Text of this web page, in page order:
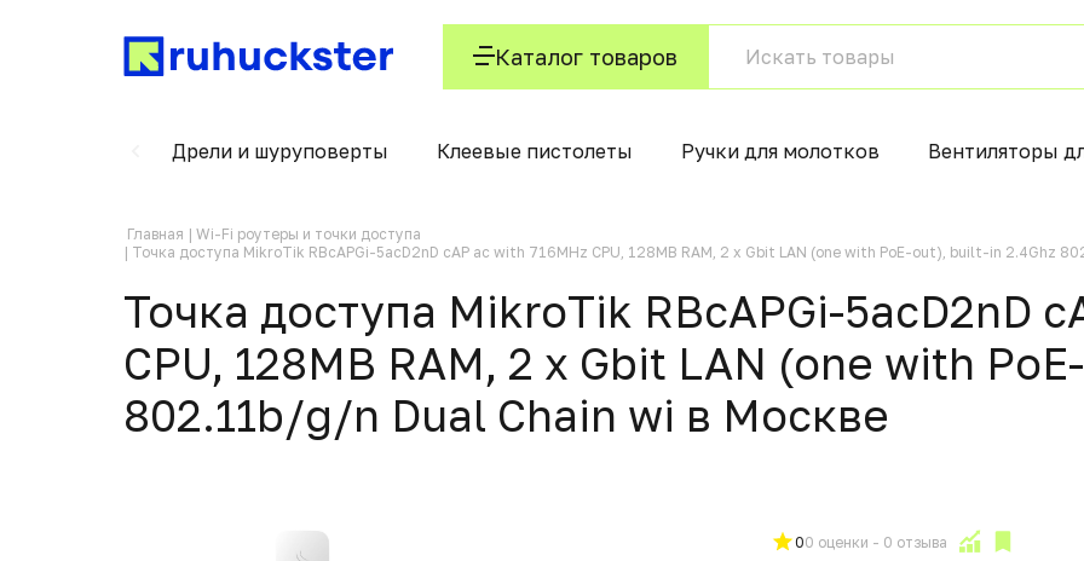
Каталог товаров
Дрели и шуруповерты Клеевые пистолеты Ручки для молотков Вентиляторы
Главная
Wi-Fi роутеры и точки доступа
Точка доступа MikroTik RBcAPGi-5acD2nD cAP ac with 716MHz CPU, 128MB RAM, 2 x Gbit LAN (one with PoE-out), built-in 2.4Ghz
Точка доступа MikroTik RBcAPGi-5acD2nD
CPU, 128MB RAM, 2 x Gbit LAN (one with
802.11b/g/n Dual Chain wi в Москвe
00 оценки - 0 отзыва